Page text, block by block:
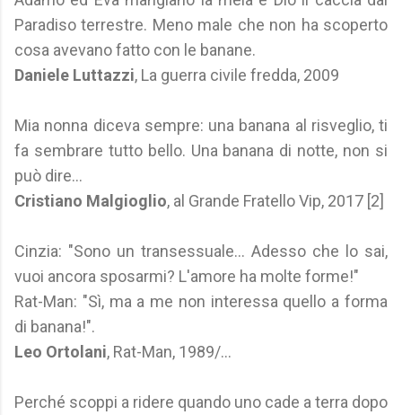
Paradiso terrestre. Meno male che non ha scoperto
cosa avevano fatto con le banane.
Daniele Luttazzi, La guerra civile fredda, 2009
Mia nonna diceva sempre: una banana al risveglio, ti
fa sembrare tutto bello. Una banana di notte, non si
può dire...
Cristiano Malgioglio, al Grande Fratello Vip, 2017 [2]
Cinzia: "Sono un transessuale... Adesso che lo sai,
vuoi ancora sposarmi? L'amore ha molte forme!"
Rat-Man: "Sì, ma a me non interessa quello a forma
di banana!".
Leo Ortolani, Rat-Man, 1989/...
Perché scoppi a ridere quando uno cade a terra dopo